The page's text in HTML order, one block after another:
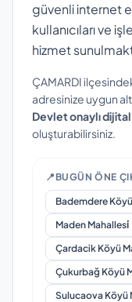
güvenli internet
kullanıcıları ve
hizmet
ÇAMARDI
adresinize uygun
Devlet onaylı
oluşturabilirsiniz.
📍 BUGÜN ÖNE
Bademdere
Maden Mahallesi̇
Çardacik Köyü
Çukurbağ Köyü
Sulucaova Köyü